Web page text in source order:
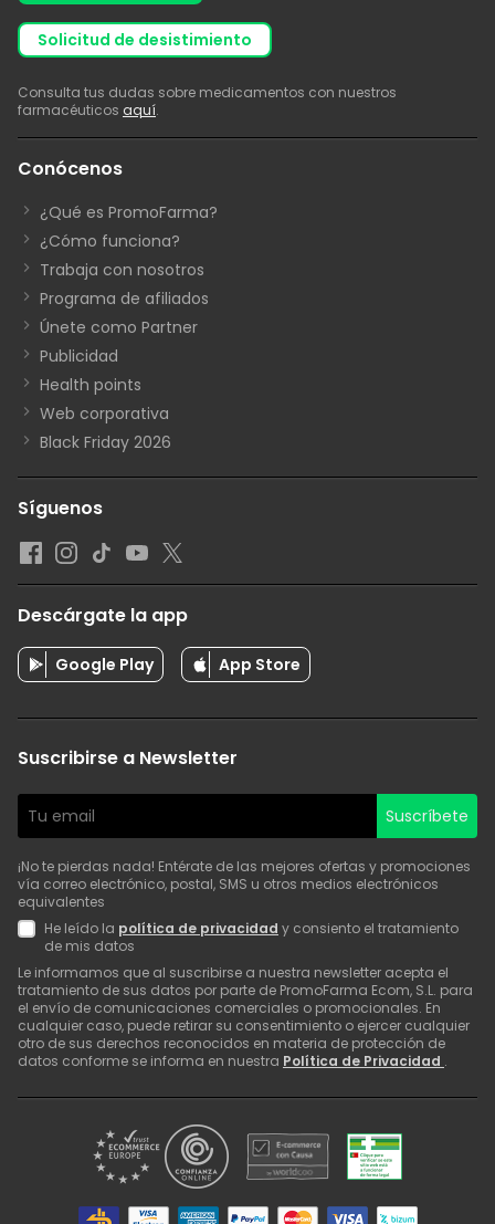
solicitud de desistimiento
Consulta tus dudas sobre medicamentos con nuestros
farmacéuticos aquí.
Conócenos
¿Qué es PromoFarma?
¿Cómo funciona?
Trabaja con nosotros
Programa de afiliados
Únete como Partner
Publicidad
Health points
Web corporativa
Black Friday 2026
Síguenos
Descárgate la app
Google Play App Store
Suscribirse a Newsletter
Suscríbete
¡No te pierdas nada! Entérate de las mejores ofertas y promociones
vía correo electrónico, postal, SMS u otros medios electrónicos
equivalentes
He leído la política de privacidad y consiento el tratamiento
de mis datos
Le informamos que al suscribirse a nuestra newsletter acepta el
tratamiento de sus datos por parte de PromoFarma Ecom, S.L. para
el envío de comunicaciones comerciales o promocionales. En
cualquier caso, puede retirar su consentimiento o ejercer cualquier
otro de sus derechos reconocidos en materia de protección de
datos conforme se informa en nuestra Política de Privacidad .